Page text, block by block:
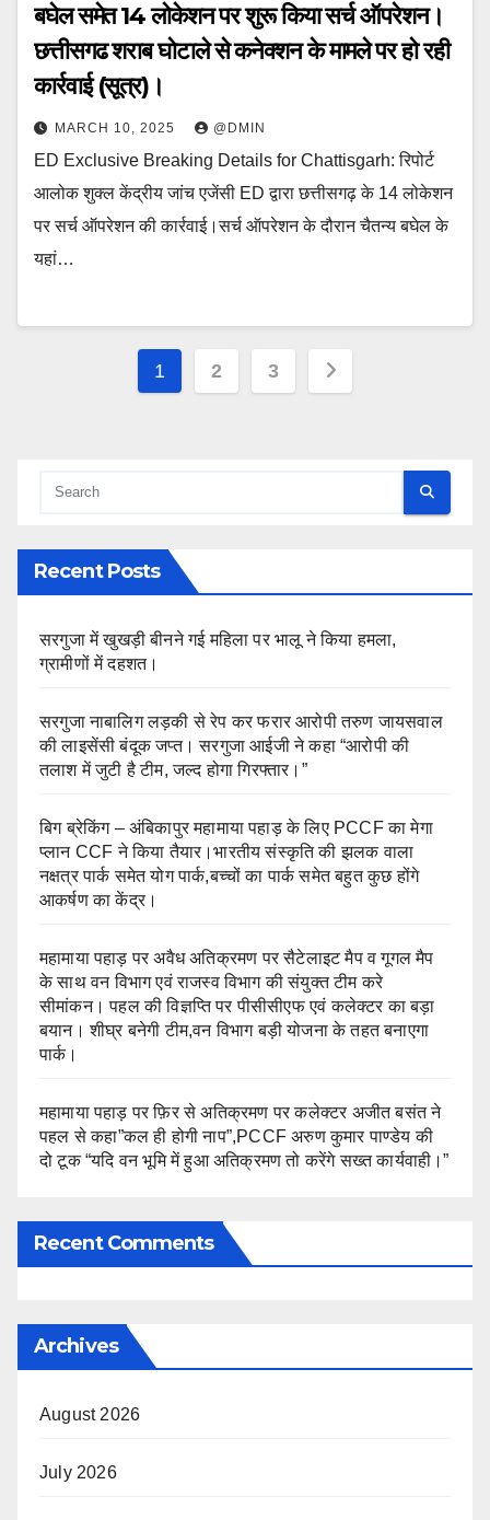
बघेल समेत 14 लोकेशन पर शुरू किया सर्च ऑपरेशन।
छत्तीसगढ शराब घोटाले से कनेक्शन के मामले पर हो रही
कार्रवाई (सूत्र)।
MARCH 10, 2025 @DMIN
ED Exclusive Breaking Details for Chattisgarh: रिपोर्ट
आलोक शुक्ल केंद्रीय जांच एजेंसी ED द्वारा छत्तीसगढ़ के 14 लोकेशन
पर सर्च ऑपरेशन की कार्रवाई।सर्च ऑपरेशन के दौरान चैतन्य बघेल के
यहां…
Posts
1 2 3
Recent Posts
सरगुजा में खुखड़ी बीनने गई महिला पर भालू ने किया हमला,
ग्रामीणों में दहशत।
सरगुजा नाबालिग लड़की से रेप कर फरार आरोपी तरुण जायसवाल
की लाइसेंसी बंदूक जप्त। सरगुजा आईजी ने कहा “आरोपी की
तलाश में जुटी है टीम, जल्द होगा गिरफ्तार।”
बिग ब्रेकिंग – अंबिकापुर महामाया पहाड़ के लिए PCCF का मेगा
प्लान CCF ने किया तैयार।भारतीय संस्कृति की झलक वाला
नक्षत्र पार्क समेत योग पार्क,बच्चों का पार्क समेत बहुत कुछ होंगे
आकर्षण का केंद्र।
महामाया पहाड़ पर अवैध अतिक्रमण पर सैटेलाइट मैप व गूगल मैप
के साथ वन विभाग एवं राजस्व विभाग की संयुक्त टीम करे
सीमांकन। पहल की विज्ञप्ति पर पीसीसीएफ एवं कलेक्टर का बड़ा
बयान। शीघ्र बनेगी टीम,वन विभाग बड़ी योजना के तहत बनाएगा
पार्क।
महामाया पहाड़ पर फ़िर से अतिक्रमण पर कलेक्टर अजीत बसंत ने
पहल से कहा”कल ही होगी नाप”,PCCF अरुण कुमार पाण्डेय की
दो टूक “यदि वन भूमि में हुआ अतिक्रमण तो करेंगे सख्त कार्यवाही।”
Recent Comments
Archives
August 2026
July 2026